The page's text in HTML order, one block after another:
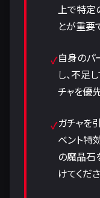
上で特
とが重要
自身のパ
し、不足
チャを優
ガチャを
ベント特
の魔晶石
けてくだ